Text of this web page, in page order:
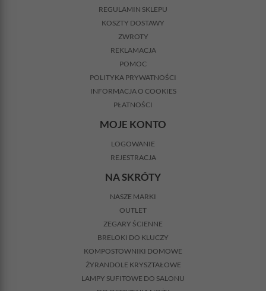
REGULAMIN SKLEPU
KOSZTY DOSTAWY
ZWROTY
REKLAMACJA
POMOC
POLITYKA PRYWATNOŚCI
INFORMACJA O COOKIES
PŁATNOŚCI
MOJE KONTO
LOGOWANIE
REJESTRACJA
NA SKRÓTY
NASZE MARKI
OUTLET
ZEGARY ŚCIENNE
BRELOKI DO KLUCZY
KOMPOSTOWNIKI DOMOWE
ŻYRANDOLE KRYSZTAŁOWE
LAMPY SUFITOWE DO SALONU